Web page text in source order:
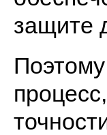
защите